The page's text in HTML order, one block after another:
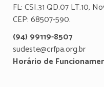
FL: CSI.31 QD.07 LT.10,
CEP: 68507-590.
(94) 99119-8507
sudeste@crfpa.org.br
Horário de